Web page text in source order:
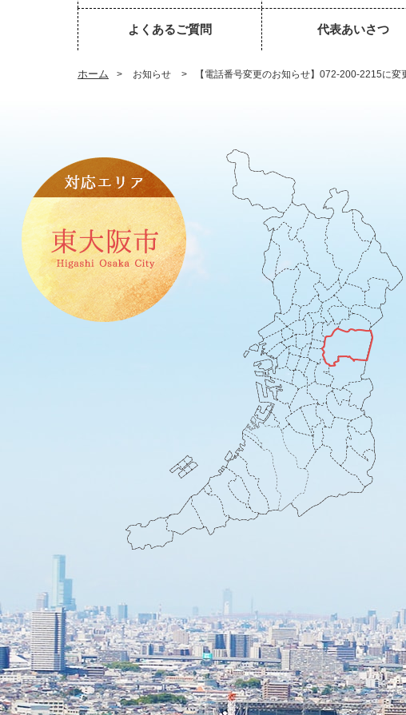
よくあるご質問 代表あいさつ
ホーム > お知らせ > 【電話番号変更のお知らせ】072-200-2215に